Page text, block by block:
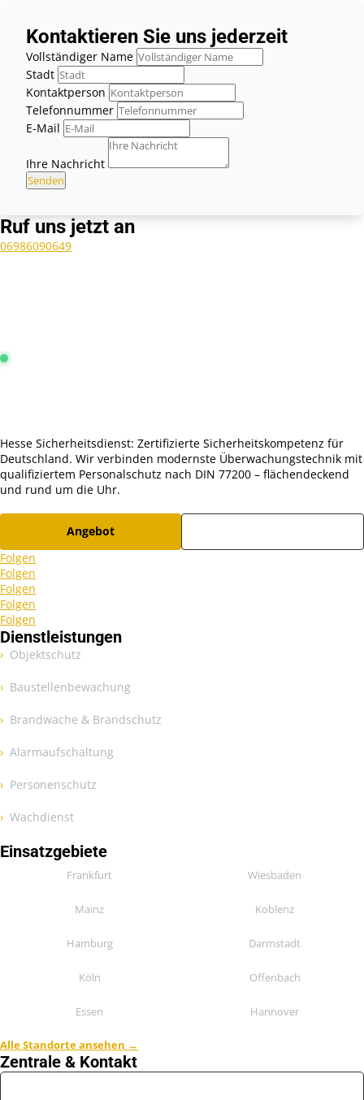
Kontaktieren Sie uns jederzeit
Vollständiger Name
Stadt
Kontaktperson
Telefonnummer
E-Mail
Ihre Nachricht
Senden
Ruf uns jetzt an
06986090649
Leitstelle Frankfurt:
Hesse Sicherheitsdienst: Zertifizierte Sicherheitskompetenz für
Deutschland. Wir verbinden modernste Überwachungstechnik mit
qualifiziertem Personalschutz nach DIN 77200 – flächendeckend
und rund um die Uhr.
Angebot
Folgen
Folgen
Folgen
Folgen
Folgen
Dienstleistungen
Objektschutz
Baustellenbewachung
Brandwache & Brandschutz
Alarmaufschaltung
Personenschutz
Wachdienst
Einsatzgebiete
Frankfurt Wiesbaden
Mainz Koblenz
Hamburg Darmstadt
Köln Offenbach
Essen Hannover
Alle Standorte ansehen →
Zentrale & Kontakt